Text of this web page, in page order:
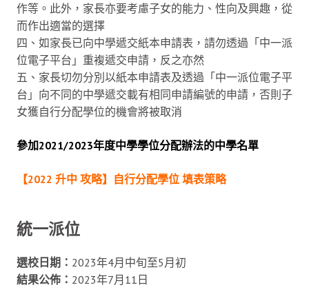
作等。此外，家長亦要考慮子女的能力、性向及興趣，從
而作出適當的選擇
四、如家長已向中學遞交紙本申請表，請勿透過「中一派
位電子平台」重複遞交申請，反之亦然
五、家長切勿分別以紙本申請表及透過「中一派位電子平
台」向不同的中學遞交載有相同申請編號的申請，否則子
女獲自行分配學位的機會將被取消
參加2021/2023年度中學學位分配辦法的中學名單
【2022 升中 攻略】自行分配學位 填表策略
統一派位
選校日期： 2023年4月中旬至5月初
結果公佈： 2023年7月11日